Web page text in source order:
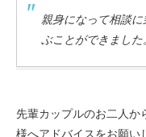
親身になって相談
ぶことができました。
先輩カップルのお二人か
様へアドバイスをお願い